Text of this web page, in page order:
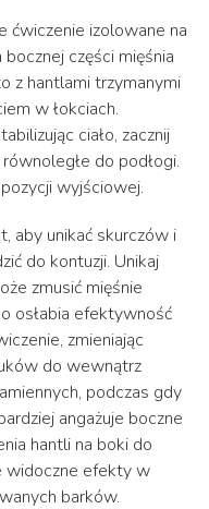
ćwiczenie izolowane na
części mięśnia
z hantlami trzymanymi
w łokciach.
ciało, zacznij
do podłogi.
wyjściowej.
aby unikać skurczów i
do kontuzji. Unikaj
zmusić mięśnie
osłabia efektywność
zmieniając
do wewnątrz
podczas gdy
angażuje boczne
hantli na boki do
widoczne efekty w
barków.